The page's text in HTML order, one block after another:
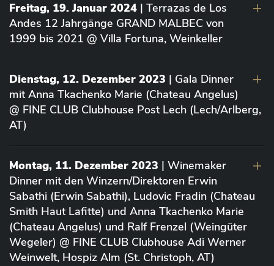
Freitag, 19. Januar 2024 | Terrazas de Los
Andes 12 Jahrgänge GRAND MALBEC von
1999 bis 2021 @ Villa Fortuna, Weinkeller
Dienstag, 12. Dezember 2023 | Gala Dinner
mit Anna Tkachenko Marie (Chateau Angelus)
@ FINE CLUB Clubhouse Post Lech (Lech/Arlberg,
AT)
Montag, 11. Dezember 2023 | Winemaker
Dinner mit den Winzern/Direktoren Erwin
Sabathi (Erwin Sabathi), Ludovic Fradin (Chateau
Smith Haut Lafitte) und Anna Tkachenko Marie
(Chateau Angelus) und Ralf Frenzel (Weingüter
Wegeler) @ FINE CLUB Clubhouse Adi Werner
Weinwelt, Hospiz Alm (St. Christoph, AT)